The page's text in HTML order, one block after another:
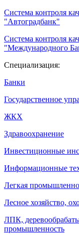
Система контроля
"Автоградбанк"
Система контроля
"Международного
Специализация:
Банки
Государственное
ЖКХ
Здравоохранение
Инвестиционные
Информационные
Легкая
Лесное хозяйство,
ЛПК,
промышленность